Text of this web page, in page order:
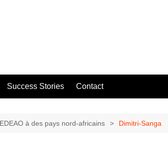
Success Stories Contact
à des pays nord-africains Dimitri-Sanga